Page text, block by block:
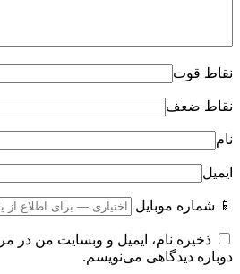
نقاط قوت
نقاط ضعف
نام
ایمیل
📱 شماره موبایل
ذخیره نام، ایمیل و وبسایت من در
دوباره دیدگاهی می‌نویسم.